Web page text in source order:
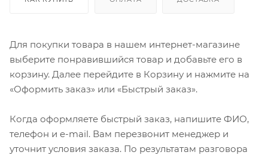
Для покупки товара в нашем интернет-магазине
выберите понравившийся товар и добавьте его в
корзину. Далее перейдите в Корзину и нажмите на
«Оформить заказ» или «Быстрый заказ».
Когда оформляете быстрый заказ, напишите ФИО,
телефон и e-mail. Вам перезвонит менеджер и
уточнит условия заказа. По результатам разговора